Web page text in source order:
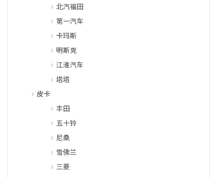
北汽福田
第一汽车
卡玛斯
明斯克
江淮汽车
塔塔
皮卡
丰田
五十铃
尼桑
雪佛兰
三菱